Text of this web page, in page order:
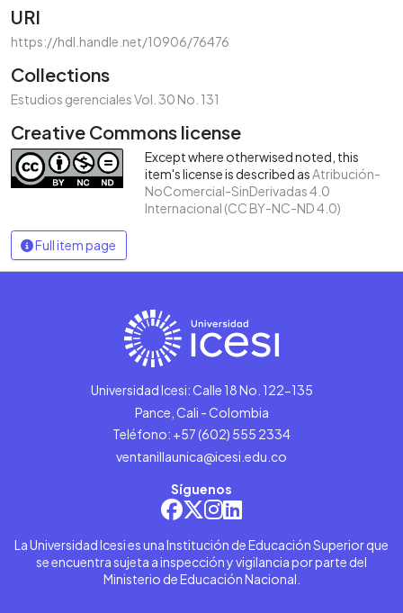
URI
https://hdl.handle.net/10906/76476
Collections
Estudios gerenciales Vol. 30 No. 131
Creative Commons license
Except where otherwised noted, this
item's license is described asAtribución-
NoComercial-SinDerivadas 4.0
Internacional (CC BY-NC-ND 4.0)
Full item page
Universidad Icesi: Calle 18 No. 122-135
Pance, Cali - Colombia
Teléfono: +57 (602) 555 2334
ventanillaunica@icesi.edu.co
Síguenos
La Universidad Icesi es una Institución de Educación Superior que
se encuentra sujeta a inspección y vigilancia por parte del
Ministerio de Educación Nacional.